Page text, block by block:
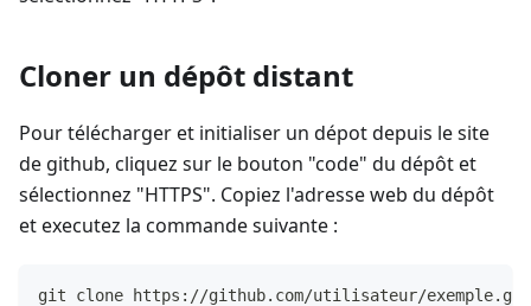
Cloner un dépôt distant
Pour télécharger et initialiser un dépot depuis le site
de github, cliquez sur le bouton "code" du dépôt et
sélectionnez "HTTPS". Copiez l'adresse web du dépôt
et executez la commande suivante :
git clone https://github.com/utilisateur/exemple.git